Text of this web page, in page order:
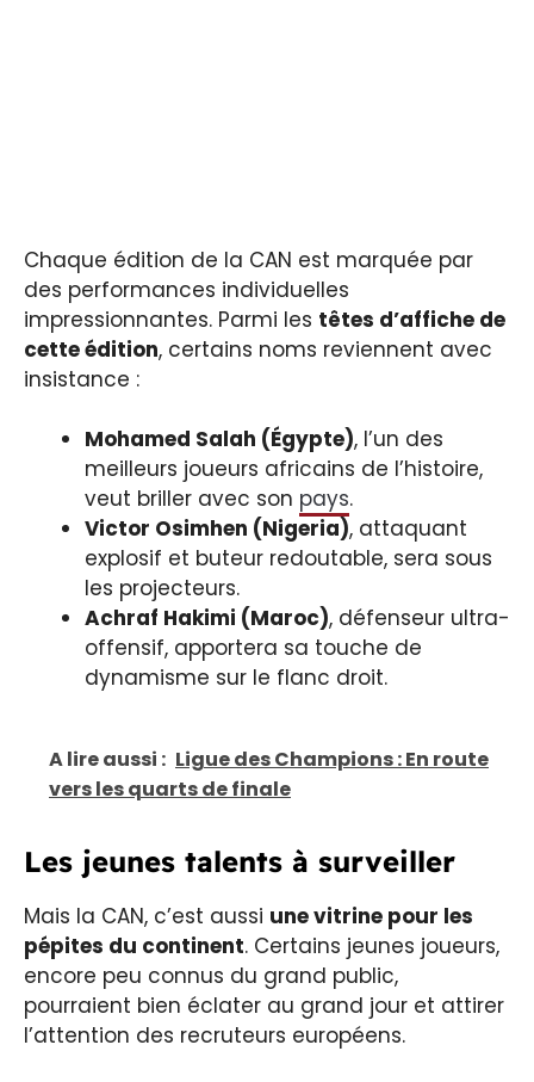
Chaque édition de la CAN est marquée par
des performances individuelles
impressionnantes. Parmi les têtes d’affiche de
cette édition, certains noms reviennent avec
insistance :
Mohamed Salah (Égypte), l’un des
meilleurs joueurs africains de l’histoire,
veut briller avec son pays.
Victor Osimhen (Nigeria), attaquant
explosif et buteur redoutable, sera sous
les projecteurs.
Achraf Hakimi (Maroc), défenseur ultra-
offensif, apportera sa touche de
dynamisme sur le flanc droit.
A lire aussi : Ligue des Champions : En route
vers les quarts de finale
Les jeunes talents à surveiller
Mais la CAN, c’est aussi une vitrine pour les
pépites du continent. Certains jeunes joueurs,
encore peu connus du grand public,
pourraient bien éclater au grand jour et attirer
l’attention des recruteurs européens.